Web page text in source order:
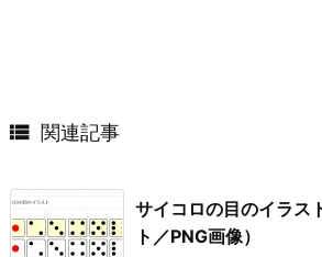
 関連記事
サイコロの目のイラス
ト／PNG画像）